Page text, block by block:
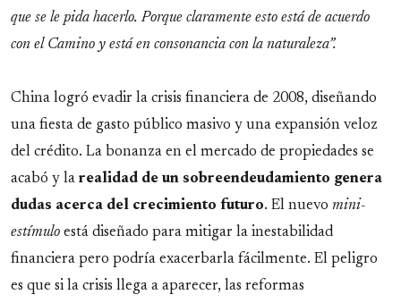
que se le pida hacerlo. Porque claramente esto está de acuerdo
con el Camino y está en consonancia con la naturaleza”.
China logró evadir la crisis financiera de 2008, diseñando
una fiesta de gasto público masivo y una expansión veloz
del crédito. La bonanza en el mercado de propiedades se
acabó y la realidad de un sobreendeudamiento genera
dudas acerca del crecimiento futuro. El nuevo mini-
estímulo está diseñado para mitigar la inestabilidad
financiera pero podría exacerbarla fácilmente. El peligro
es que si la crisis llega a aparecer, las reformas